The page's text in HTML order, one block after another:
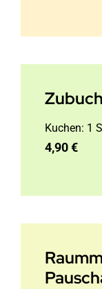
Kuchen: 1
4,90 €